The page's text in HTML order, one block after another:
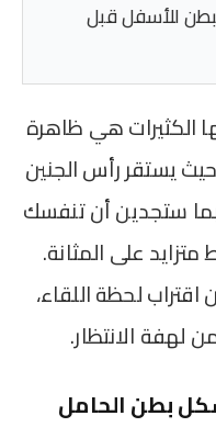
للأسفل قبل
الكثيرات هي ظاهرة
حيث يستقر رأس الجنين
ستجدين أن تنفسك
على المثانة.
لحظة اللقاء،
لهفة الانتظار.
بطن الحامل